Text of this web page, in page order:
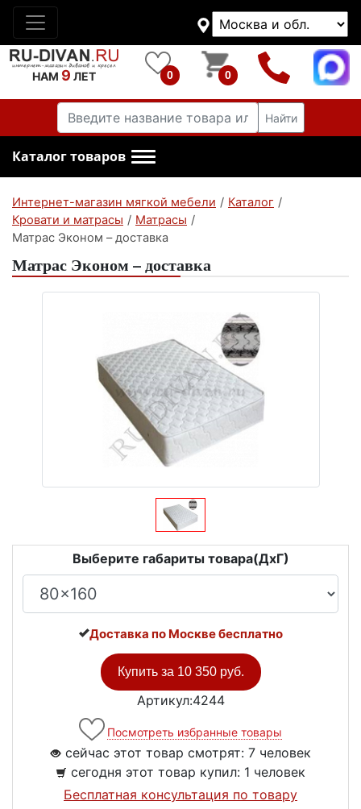
НАМ 9 ЛЕТ 0 0
Найти
Каталог товаров
Интернет-магазин мягкой мебели / Каталог /
Кровати и матрасы / Матрасы /
Матрас Эконом – доставка
Матрас Эконом – доставка
Выберите габариты товара(ДxГ)
Доставка по Москве бесплатно
Купить за 10 350 руб.
Артикул:4244
Посмотреть избранные товары
сейчас этот товар смотрят: 7 человек
сегодня этот товар купил: 1 человек
Бесплатная консультация по товару